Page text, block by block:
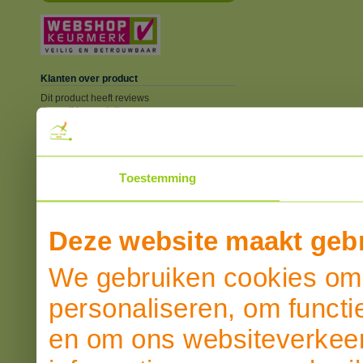
Toestemming
Deze website maakt
We gebruiken cookies
personaliseren, om
en om ons
Klanten over product
Dit product heeft reviews
Overall beoordeling
SCHRIJF EEN REVIEW